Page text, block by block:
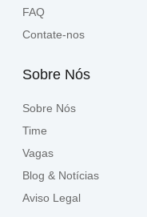
FAQ
Contate-nos
Sobre Nós
Sobre Nós
Time
Vagas
Blog & Notícias
Aviso Legal